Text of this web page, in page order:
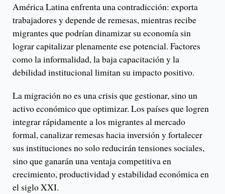
América Latina enfrenta una contradicción: exporta
trabajadores y depende de remesas, mientras recibe
migrantes que podrían dinamizar su economía sin
lograr capitalizar plenamente ese potencial. Factores
como la informalidad, la baja capacitación y la
debilidad institucional limitan su impacto positivo.
La migración no es una crisis que gestionar, sino un
activo económico que optimizar. Los países que logren
integrar rápidamente a los migrantes al mercado
formal, canalizar remesas hacia inversión y fortalecer
sus instituciones no solo reducirán tensiones sociales,
sino que ganarán una ventaja competitiva en
crecimiento, productividad y estabilidad económica en
el siglo XXI.